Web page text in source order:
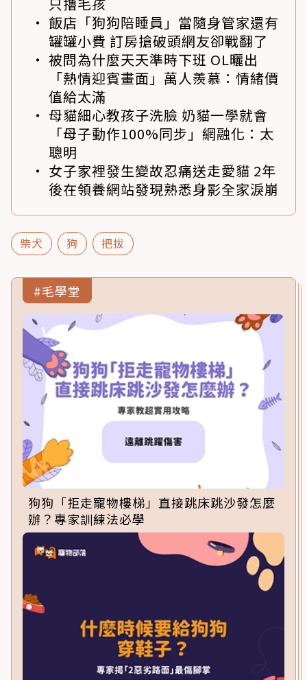
飯店「狗狗陪睡員」當隨身管家還有
罐罐小費 訂房搶破頭網友卻戰翻了
被問為什麼天天準時下班 OL曬出
「熱情迎賓畫面」萬人羨慕：情緒價
值給太滿
母貓細心教孩子洗臉 奶貓一學就會
「母子動作100%同步」網融化：太
聰明
女子家裡發生變故忍痛送走愛貓 2年
後在領養網站發現熟悉身影全家淚崩
柴犬 狗 把拔
#毛學堂
狗狗「拒走寵物樓梯」直接跳床跳沙發怎麼
辦？專家訓練法必學